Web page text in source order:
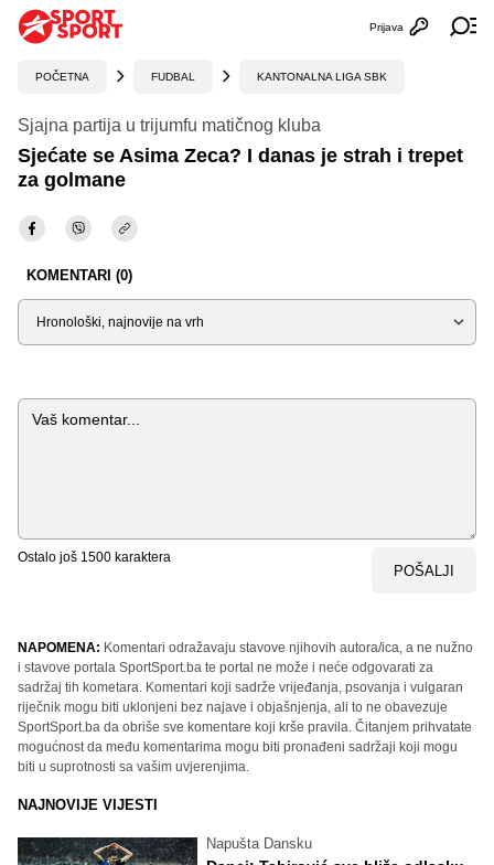
Otvori
Prijava
POČETNA FUDBAL KANTONALNA LIGA SBK
Sjajna partija u trijumfu matičnog kluba
Sjećate se Asima Zeca? I danas je strah i trepet
za golmane
KOMENTARI (0)
Sortiraj
Komentar
Ostalo još 1500 karaktera
POŠALJI
NAPOMENA: Komentari odražavaju stavove njihovih autora/ica, a ne nužno
i stavove portala SportSport.ba te portal ne može i neće odgovarati za
sadržaj tih kometara. Komentari koji sadrže vrijeđanja, psovanja i vulgaran
riječnik mogu biti uklonjeni bez najave i objašnjenja, ali to ne obavezuje
SportSport.ba da obriše sve komentare koji krše pravila. Čitanjem prihvatate
mogućnost da među komentarima mogu biti pronađeni sadržaji koji mogu
biti u suprotnosti sa vašim uvjerenjima.
NAJNOVIJE VIJESTI
Napušta Dansku